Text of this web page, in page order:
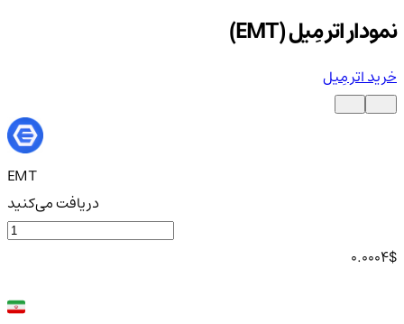
نمودار اتر مِیل (EMT)
خرید اتر مِیل
EMT
دریافت می‌کنید
0.0004$